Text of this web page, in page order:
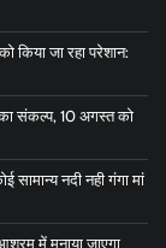
किया जा रहा परेशान:
संकल्प, 10 अगस्त को
सामान्य नदी नही गंगा मां
में मनाया जाएगा